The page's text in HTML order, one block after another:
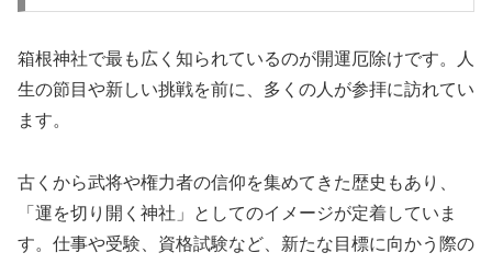
箱根神社で最も広く知られているのが開運厄除けです。人
生の節目や新しい挑戦を前に、多くの人が参拝に訪れてい
ます。
古くから武将や権力者の信仰を集めてきた歴史もあり、
「運を切り開く神社」としてのイメージが定着していま
す。仕事や受験、資格試験など、新たな目標に向かう際の